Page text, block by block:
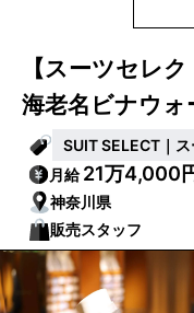
【スーツセレ
海老名ビナウォ
SUIT SELECT｜
月給21万4,000
神奈川県
販売スタッフ